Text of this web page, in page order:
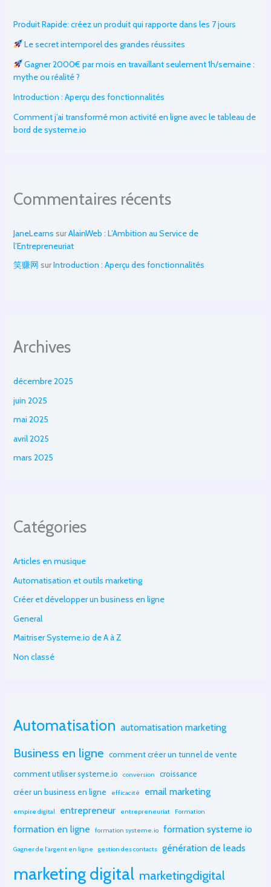
Produit Rapide: créez un produit qui rapporte dans les 7 jours
Le secret intemporel des grandes réussites
Gagner 2000€ par mois en travaillant seulement 1h/semaine :
mythe ou réalité ?
Introduction : Aperçu des fonctionnalités
Comment j’ai transformé mon activité en ligne avec le tableau de
bord de systeme.io
Commentaires récents
JaneLearns surAlainWeb : L’Ambition au Service de
l’Entrepreneuriat
笑赚网 surIntroduction : Aperçu des fonctionnalités
Archives
décembre 2025
juin 2025
mai 2025
avril 2025
mars 2025
Catégories
Articles en musique
Automatisation et outils marketing
Créer et développer un business en ligne
General
Maitriser Systeme.io de A à Z
Non classé
Automatisation automatisation marketing
Business en ligne comment créer un tunnel de vente
comment utiliser systeme.io
conversion
croissance
créer un business en ligne
efficacité email marketing
empire digital entrepreneur entrepreneuriat Formation
formation en ligne formation systeme.io formation systeme io
Gagner de l'argent en ligne gestion des contacts génération de leads
marketing digital marketingdigital